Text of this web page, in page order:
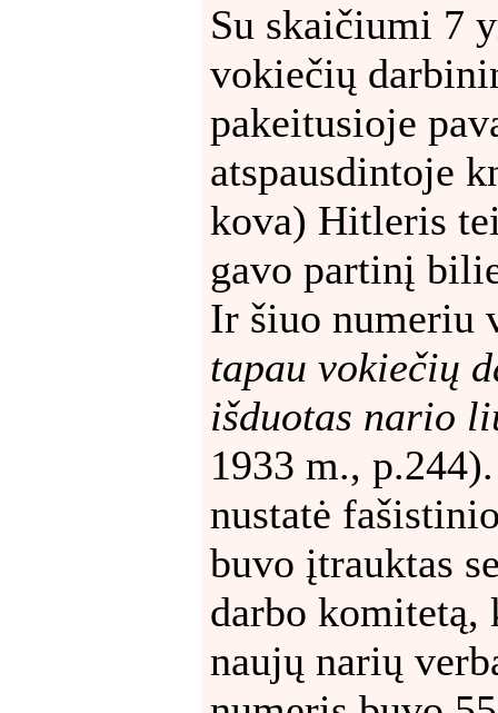
Su skaičiumi 7
vokiečių
pakeitusioje
atspausdintoje
kova) Hitleris
gavo partinį
Ir šiuo numeriu
tapau vokiečių
išduotas nario
1933 m.,
nustatė
buvo įtrauktas
darbo komitetą,
naujų narių